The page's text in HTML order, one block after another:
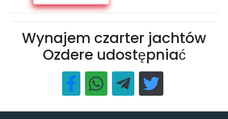
Wynajem czarter jachtów
Ozdere udostępniać